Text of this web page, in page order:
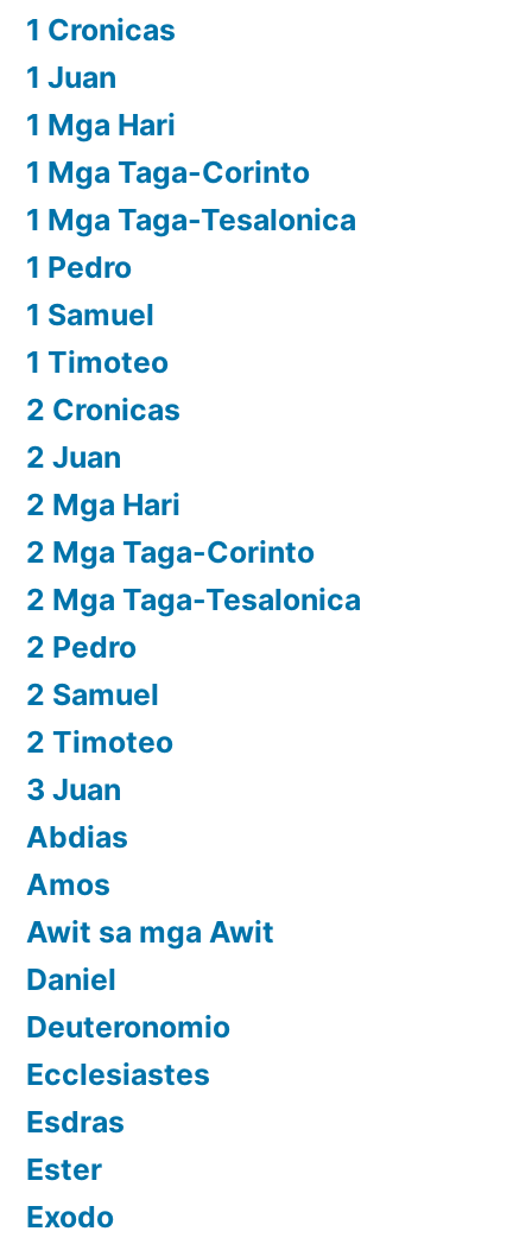
1 Cronicas
1 Juan
1 Mga Hari
1 Mga Taga-Corinto
1 Mga Taga-Tesalonica
1 Pedro
1 Samuel
1 Timoteo
2 Cronicas
2 Juan
2 Mga Hari
2 Mga Taga-Corinto
2 Mga Taga-Tesalonica
2 Pedro
2 Samuel
2 Timoteo
3 Juan
Abdias
Amos
Awit sa mga Awit
Daniel
Deuteronomio
Ecclesiastes
Esdras
Ester
Exodo